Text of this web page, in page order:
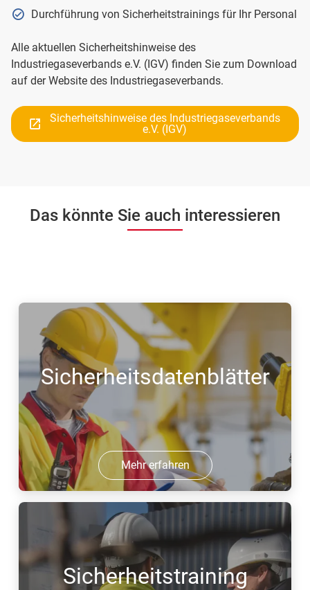
Durchführung von Sicherheitstrainings für Ihr Personal
Alle aktuellen Sicherheitshinweise des
Industriegaseverbands e.V. (IGV) finden Sie zum Download
auf der Website des Industriegaseverbands.
Sicherheitshinweise des Industriegaseverbands
e.V. (IGV)
Das könnte Sie auch interessieren
Sicherheitsdatenblätter
Mehr erfahren
Sicherheitstraining